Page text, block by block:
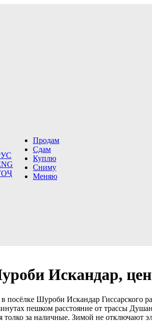
Продам
Сдам
Куплю
Сниму
Меняю
Искандар,
Шуроби Искандар Гиссарского
пешком расстояние от трассы
за наличные. Зимой не отключают